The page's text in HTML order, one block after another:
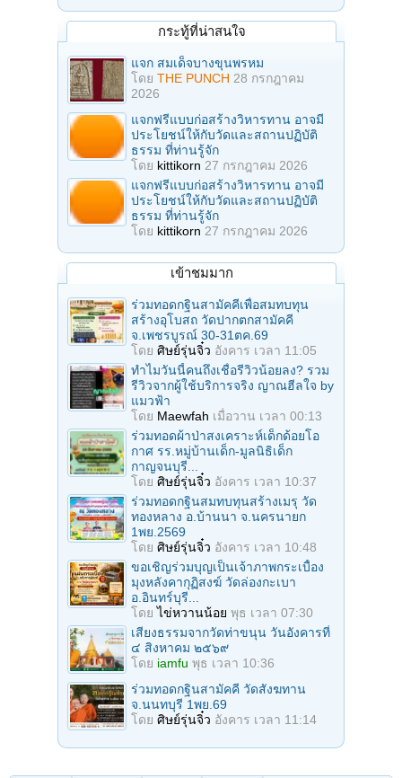
กระทู้ที่น่าสนใจ
แจก สมเด็จบางขุนพรหม
โดย THE PUNCH 28 กรกฎาคม
2026
แจกฟรีแบบก่อสร้างวิหารทาน อาจมี
ประโยชน์ให้กับวัดและสถานปฏิบัติ
ธรรม ที่ท่านรู้จัก
โดย kittikorn 27 กรกฎาคม 2026
แจกฟรีแบบก่อสร้างวิหารทาน อาจมี
ประโยชน์ให้กับวัดและสถานปฏิบัติ
ธรรม ที่ท่านรู้จัก
โดย kittikorn 27 กรกฎาคม 2026
เข้าชมมาก
ร่วมทอดกฐินสามัคคีเพื่อสมทบทุน
สร้างอุโบสถ วัดปากตกสามัคคี
จ.เพชรบูรณ์ 30-31ตค.69
โดย ศิษย์รุ่นจิ๋ว อังคาร เวลา 11:05
ทำไมวันนี้คนถึงเชื่อรีวิวน้อยลง? รวม
รีวิวจากผู้ใช้บริการจริง ญาณฮีลใจ by
แมวฟ้า
โดย Maewfah เมื่อวาน เวลา 00:13
ร่วมทอดผ้าป่าสงเคราะห์เด็กด้อยโอ
กาศ รร.หมู่บ้านเด็ก-มูลนิธิเด็ก
กาญจนบุรี...
โดย ศิษย์รุ่นจิ๋ว อังคาร เวลา 10:37
ร่วมทอดกฐินสมทบทุนสร้างเมรุ วัด
ทองหลาง อ.บ้านนา จ.นครนายก
1พย.2569
โดย ศิษย์รุ่นจิ๋ว อังคาร เวลา 10:48
ขอเชิญร่วมบุญเป็นเจ้าภาพกระเบื้อง
มุงหลังคากุฏิสงฆ์ วัดล่องกะเบา
อ.อินทร์บุรี...
โดยไข่หวานน้อย พุธ เวลา 07:30
เสียงธรรมจากวัดท่าขนุน วันอังคารที่
๔ สิงหาคม ๒๕๖๙
โดย iamfu พุธ เวลา 10:36
ร่วมทอดกฐินสามัคคี วัดสังฆทาน
จ.นนทบุรี 1พย.69
โดย ศิษย์รุ่นจิ๋ว อังคาร เวลา 11:14